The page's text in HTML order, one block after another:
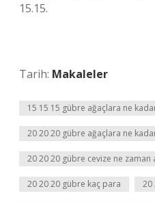
15.15.
Tarih: Makaleler
15 15 15 gübre ağaçlara ne
20 20 20 gübre ağaçlara ne
20 20 20 gübre cevize ne zaman
20 20 20 gübre kaç para 20